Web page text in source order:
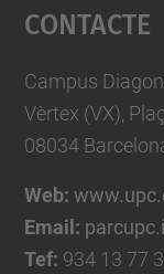
Contacte
Campus
Vèrtex (VX),
08034
Web:
Email:
Tef: 934 13 77